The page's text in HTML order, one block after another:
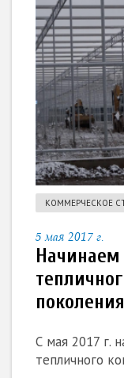
КОММЕРЧЕСКОЕ
5 мая 2017 г.
Начинаем
поколения
С мая 2017 г.
тепличного